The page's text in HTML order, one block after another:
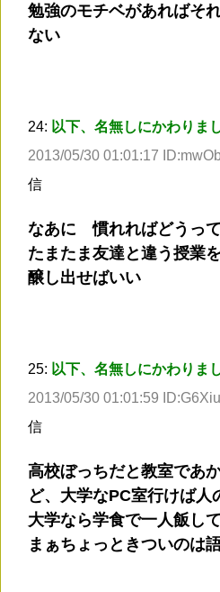
勉強のモチベがあればそ
ない
24: 以下、名無しにかわりま
2013/05/30 01:01:17
信
なあに 慣れればどうっ
たまたま友達と違う授業
醸し出せばいい
25: 以下、名無しにかわりま
2013/05/30 01:01:59
信
高校ぼっちだと教室であ
ど、大学なPC室行けば人
大学なら学食で一人飯し
まぁちょっときついのは